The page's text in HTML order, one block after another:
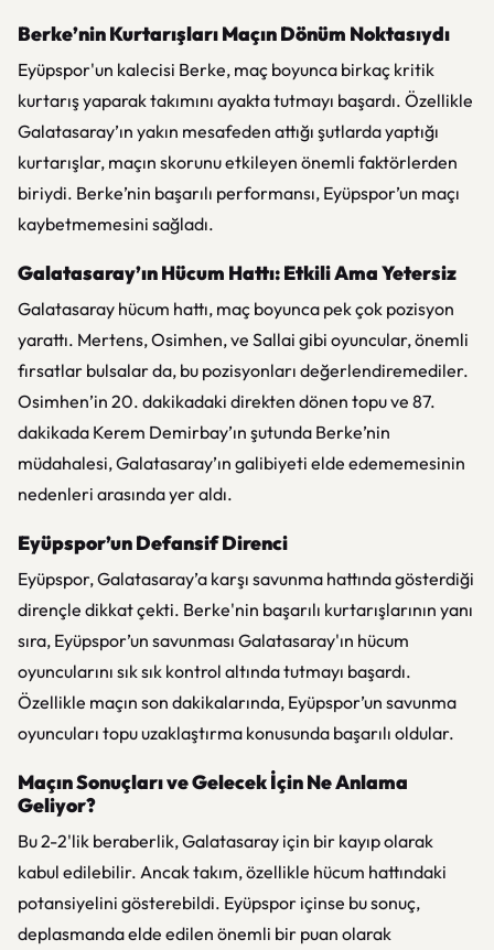
Berke’nin Kurtarışları Maçın Dönüm Noktasıydı
Eyüpspor'un kalecisi Berke, maç boyunca birkaç kritik
kurtarış yaparak takımını ayakta tutmayı başardı. Özellikle
Galatasaray’ın yakın mesafeden attığı şutlarda yaptığı
kurtarışlar, maçın skorunu etkileyen önemli faktörlerden
biriydi. Berke’nin başarılı performansı, Eyüpspor’un maçı
kaybetmemesini sağladı.
Galatasaray’ın Hücum Hattı: Etkili Ama Yetersiz
Galatasaray hücum hattı, maç boyunca pek çok pozisyon
yarattı. Mertens, Osimhen, ve Sallai gibi oyuncular, önemli
fırsatlar bulsalar da, bu pozisyonları değerlendiremediler.
Osimhen’in 20. dakikadaki direkten dönen topu ve 87.
dakikada Kerem Demirbay’ın şutunda Berke’nin
müdahalesi, Galatasaray’ın galibiyeti elde edememesinin
nedenleri arasında yer aldı.
Eyüpspor’un Defansif Direnci
Eyüpspor, Galatasaray’a karşı savunma hattında gösterdiği
dirençle dikkat çekti. Berke'nin başarılı kurtarışlarının yanı
sıra, Eyüpspor’un savunması Galatasaray'ın hücum
oyuncularını sık sık kontrol altında tutmayı başardı.
Özellikle maçın son dakikalarında, Eyüpspor’un savunma
oyuncuları topu uzaklaştırma konusunda başarılı oldular.
Maçın Sonuçları ve Gelecek İçin Ne Anlama
Geliyor?
Bu 2-2'lik beraberlik, Galatasaray için bir kayıp olarak
kabul edilebilir. Ancak takım, özellikle hücum hattındaki
potansiyelini gösterebildi. Eyüpspor içinse bu sonuç,
deplasmanda elde edilen önemli bir puan olarak